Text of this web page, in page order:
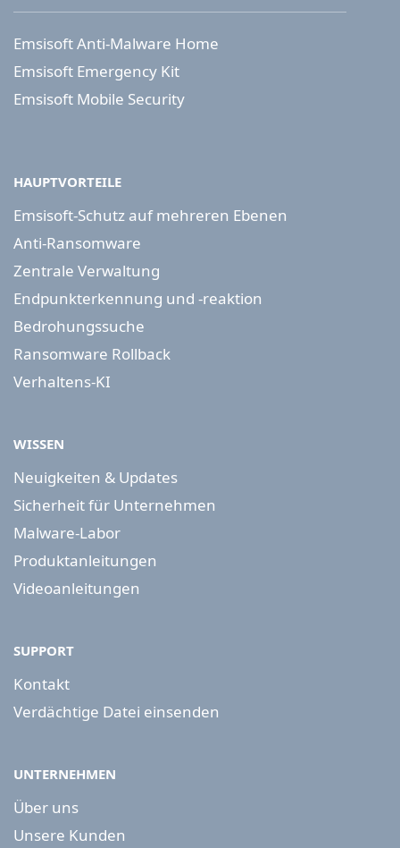
Emsisoft Anti-Malware Home
Emsisoft Emergency Kit
Emsisoft Mobile Security
HAUPTVORTEILE
Emsisoft-Schutz auf mehreren Ebenen
Anti-Ransomware
Zentrale Verwaltung
Endpunkterkennung und -reaktion
Bedrohungssuche
Ransomware Rollback
Verhaltens-KI
WISSEN
Neuigkeiten & Updates
Sicherheit für Unternehmen
Malware-Labor
Produktanleitungen
Videoanleitungen
SUPPORT
Kontakt
Verdächtige Datei einsenden
UNTERNEHMEN
Über uns
Unsere Kunden